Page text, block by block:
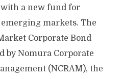
a new fund for
markets. The
Corporate Bond
by Nomura Corporate
(NCRAM), the